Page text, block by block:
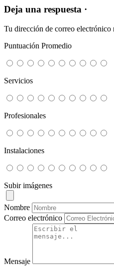
Deja una respuesta ·
Tu dirección de correo electrónico
Puntuación Promedio
Servicios
Profesionales
Instalaciones
Subir imágenes
Nombre
Correo electrónico
Mensaje